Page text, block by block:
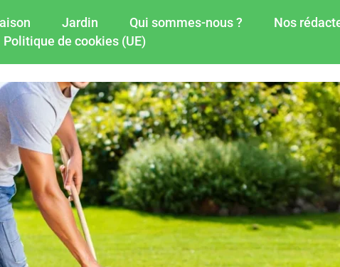
Jardin Qui sommes-nous ?
Nos
Politique de cookies (UE)